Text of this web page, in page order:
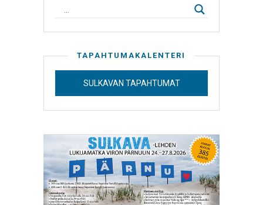
TAPAHTUMAKALENTERI
SULKAVAN TAPAHTUMAT